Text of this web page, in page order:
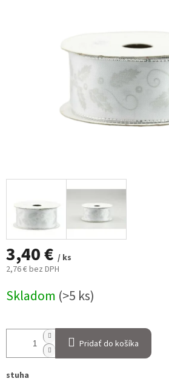
3,40 € / ks
2,76 € bez DPH
cena:
Skladom (>5 ks)
Pridať do košíka
stuha